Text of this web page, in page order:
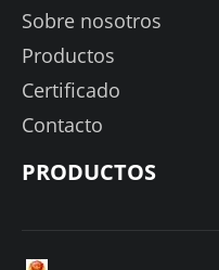
Sobre nosotros
Productos
Certificado
Contacto
PRODUCTOS